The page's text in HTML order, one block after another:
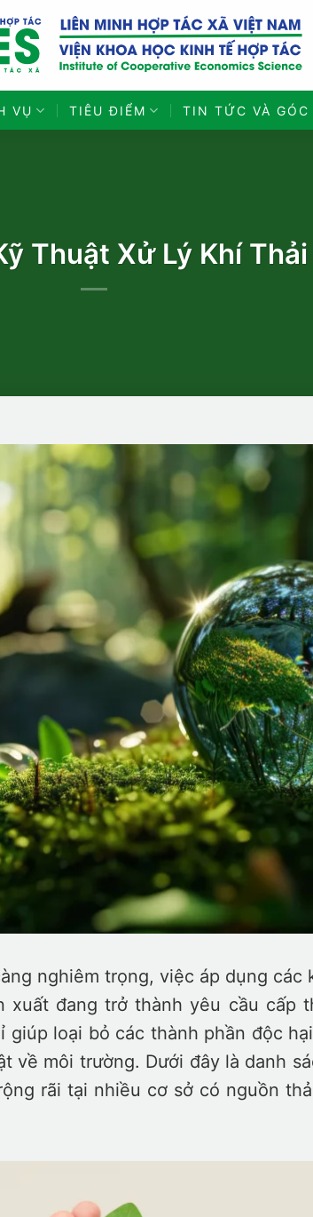
VỤ TIÊU ĐIỂM TIN TỨC VÀ GÓC
Thuật Xử Lý Khí
nghiêm trọng, việc áp dụng
xuất đang trở thành yêu cầu cấp
loại bỏ các thành phần độc
về môi trường. Dưới đây là danh
rãi tại nhiều cơ sở có nguồn